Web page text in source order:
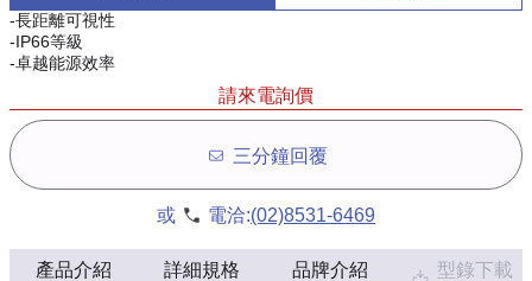
-長距離可視性
-IP66等級
-卓越能源效率
請來電詢價
三分鐘回覆
或 電洽:(02)8531-6469
產品介紹 詳細規格 品牌介紹 型錄下載